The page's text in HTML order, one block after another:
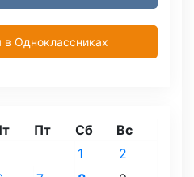
в Одноклассниках
Пт Сб Вс
1
2